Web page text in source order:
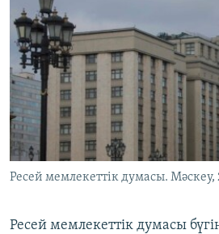
АРНАЙЫ ЖОБАЛАР
Русский
ЖАЗЫЛЫҢЫЗ
Басқа тілдерде
Ресей мемлекеттік думасы. Мәскеу,
Ресей мемлекеттік думасы